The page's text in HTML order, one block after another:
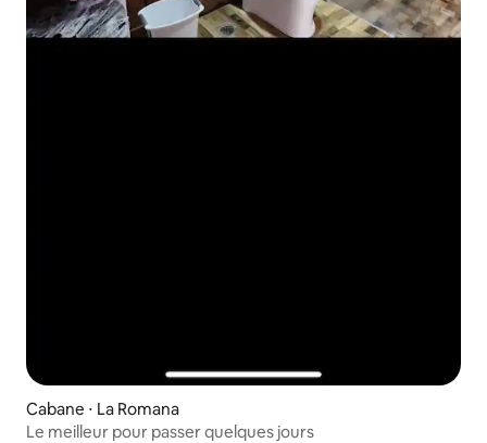
Cabane ⋅ La Romana
Le meilleur pour passer quelques jours